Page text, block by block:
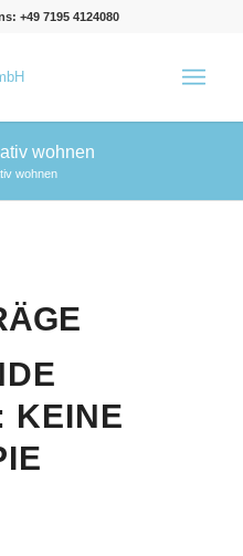
+49 7195 4124080
wohnen
wohnen
KEINE